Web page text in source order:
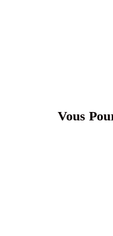
Vous